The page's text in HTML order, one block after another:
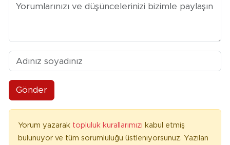
Gönder
Yorum yazarak topluluk kurallarımızı kabul etmiş
bulunuyor ve tüm sorumluluğu üstleniyorsunuz. Yazılan